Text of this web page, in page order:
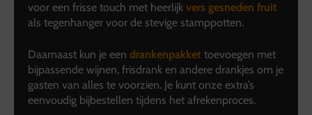
voor een frisse touch met heerlijk vers gesneden fruit
als tegenhanger voor de stevige stamppotten.
Daarnaast kun je een drankenpakket toevoegen met
bijpassende wijnen, frisdrank en andere drankjes om je
gasten van alles te voorzien. Je kunt onze extra’s
eenvoudig bijbestellen tijdens het afrekenproces.